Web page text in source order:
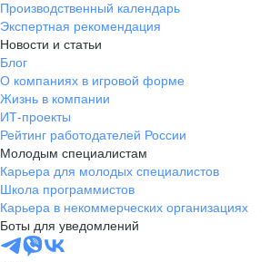
Производственный календарь
Экспертная рекомендация
Новости и статьи
Блог
О компаниях в игровой форме
Жизнь в компании
ИТ-проекты
Рейтинг работодателей России
Молодым специалистам
Карьера для молодых специалистов
Школа программистов
Карьера в некоммерческих организациях
Боты для уведомлений